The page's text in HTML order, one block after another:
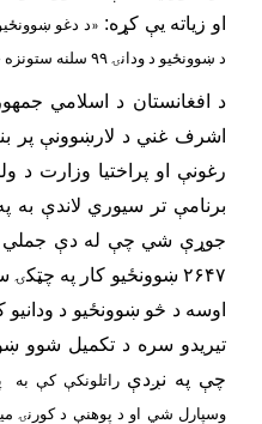
او زیاته یې کړه: «د دغو
د ښوونځیو د ودانۍ ۹۹ سلنه ستونزه حل شي».
د افغانستان د اسلامي
اشرف غني د لارښوونې پر
رغونې او پراختیا وزارت د
۲۶۴۷ ښوونځیو کار په
اوسه د څو ښوونځیو د
تیریدو سره د تکمیل شوو
چې په نږدېراتلونکې کې به
وسپارل شي او د پوهنې د کورنۍ